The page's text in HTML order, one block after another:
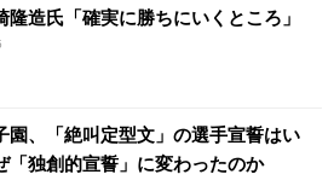
造氏「確実に勝ちにいくところ」
園、「絶叫定型文」の選手宣誓はい
「独創的宣誓」に変わったのか